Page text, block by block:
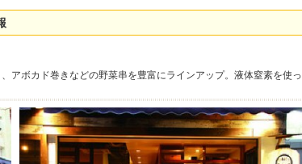
アボカド巻きなどの野菜串を豊富にラインアップ。液体窒素を使っ